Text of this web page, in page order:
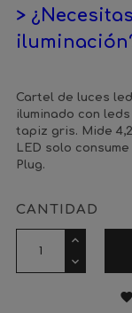
>
Cartel de luces
iluminado con
tapiz gris. Mide
LED solo
Plug.
CANTIDAD
